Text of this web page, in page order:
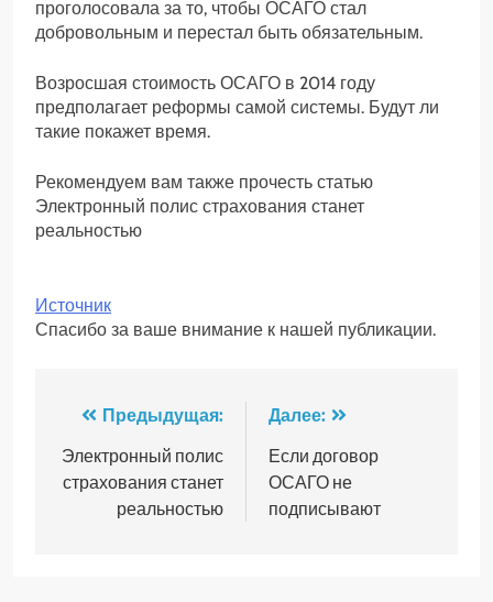
проголосовала за то, чтобы ОСАГО стал
добровольным и перестал быть обязательным.
Возросшая стоимость ОСАГО в 2014 году
предполагает реформы самой системы. Будут ли
такие покажет время.
Рекомендуем вам также прочесть статью
Электронный полис страхования станет
реальностью
Источник
Спасибо за ваше внимание к нашей публикации.
Навигация
по
записям
Предыдущая:
Электронный полис
страхования станет
реальностью
Далее:
Если договор
ОСАГО не
подписывают